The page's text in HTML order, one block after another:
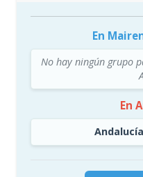
En
No hay ningún grupo
En
Andalucía